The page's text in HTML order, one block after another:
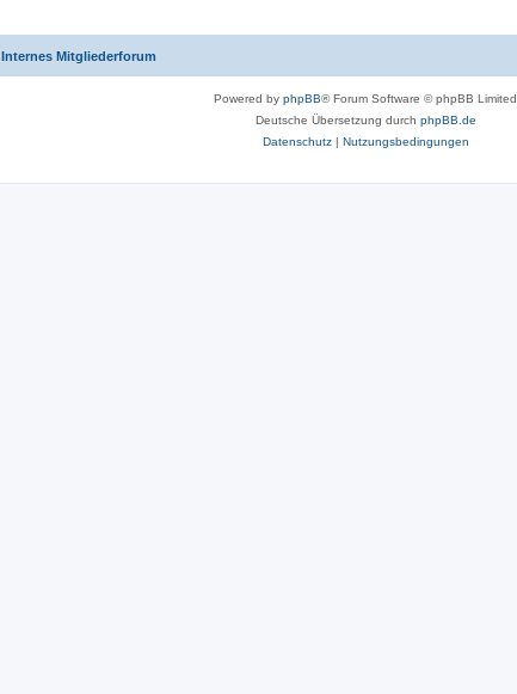
Internes Mitgliederforum
Powered by phpBB® Forum Software © phpBB Limited
Deutsche Übersetzung durch phpBB.de
Datenschutz| Nutzungsbedingungen